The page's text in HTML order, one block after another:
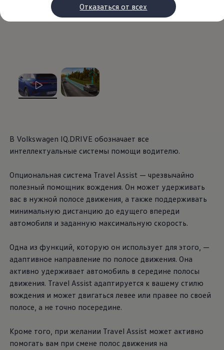
Отказаться от всех
Обновления программного обеспечения
Обновления программного обеспечения для
, из
В Volkswagen IQ.DRIVE обозначает все
интеллектуальные системы помощи водителю.
Опциональная система Travel Assist — чрезвычайно
полезный помощник вождения. Он может удерживать
вас в нужной полосе движения, а также поддерживать
минимальную дистанцию до едущего впереди
автомобиля и заданную максимальную скорость.
Одна из функций, которую он использует для этого, —
адаптивное направление по полосе движения. Она
активно удерживает автомобиль в середине полосы
движения. Travel Assist адаптируется к вашему стилю
вождения и может двигаться левее или правее по своей
полосе, а не точно посередине.
Кроме того, при желании Travel Assist может активно
помогать вам при смене полос движения на